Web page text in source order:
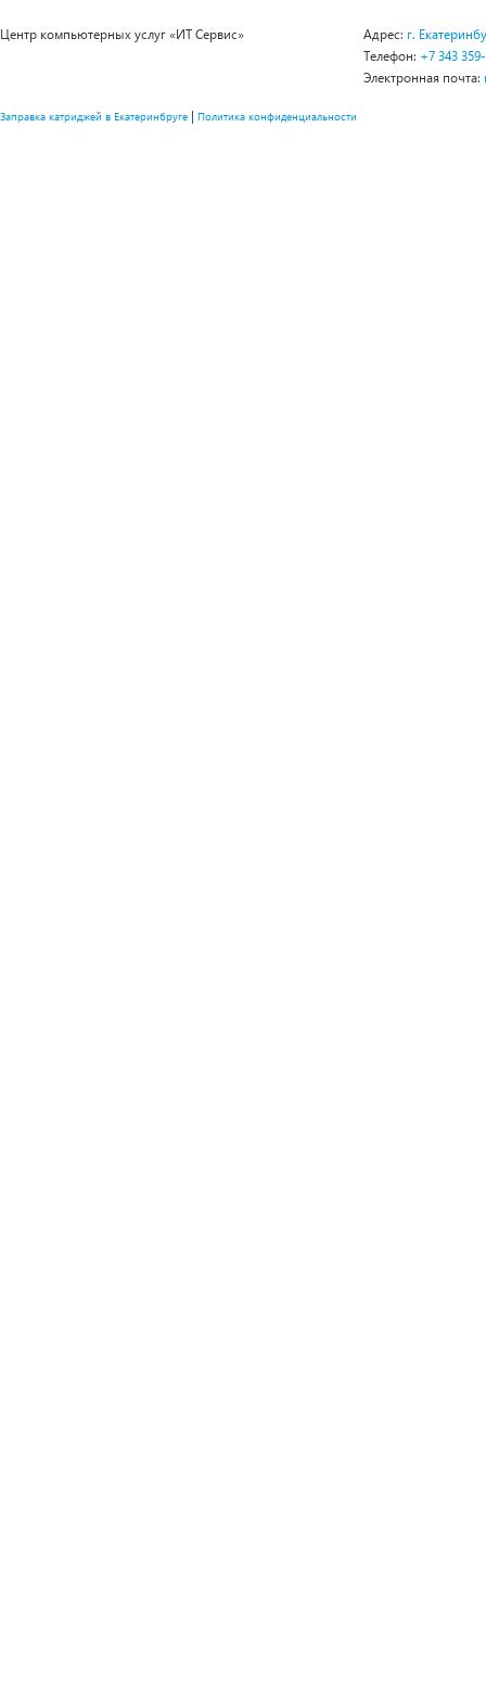
Центр компьютерных услуг «ИТ Сервис» Адрес: г.
Телефон: +7 343
Электронная почта:
Заправка катриджей в Екатеринбруге | Политика конфиденциальности